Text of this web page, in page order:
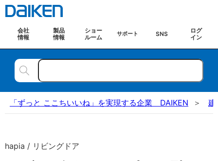
会社
情報
製品
情報
ショー
ルーム
サポート SNS
ログ
イン
「ずっと ここちいいね」を実現する企業 DAIKEN 建
hapia / リビングドア